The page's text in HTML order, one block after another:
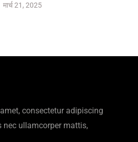
मार्च 21, 2025
consectetur adipiscing
nec ullamcorper mattis,